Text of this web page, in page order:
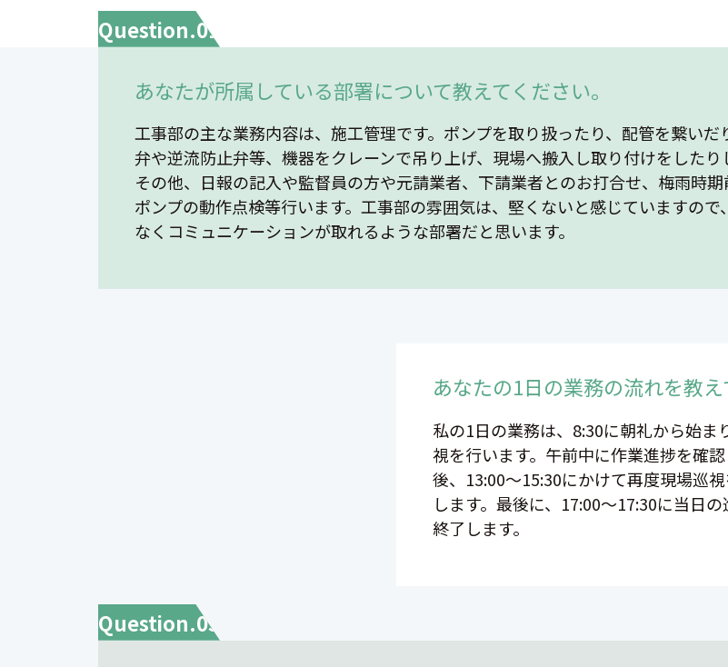
Question.01
あなたが所属している部署について教えてください。
工事部の主な業務内容は、施工管理です。ポンプを取り扱ったり、配管を繋いだ
弁や逆流防止弁等、機器をクレーンで吊り上げ、現場へ搬入し取り付けをしたり
その他、日報の記入や監督員の方や元請業者、下請業者とのお打合せ、梅雨時期
ポンプの動作点検等行います。工事部の雰囲気は、堅くないと感じていますので
なくコミュニケーションが取れるような部署だと思います。
あなたの1日の業務の流れを教え
私の1日の業務は、8:30に朝礼から始ま
視を行います。午前中に作業進捗を確
後、13:00～15:30にかけて再度現場巡
します。最後に、17:00～17:30に当日
終了します。
Question.03